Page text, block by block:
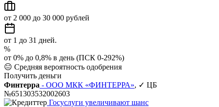
от 2 000 до 30 000 рублей
от 1 до 31 дней.
%
от 0% до 0,8% в день (ПСК 0-292%)
😐 Средняя вероятность одобрения
Получить деньги
Финтерра - ООО МКК «ФИНТЕРРА», ✓ ЦБ
№651303532002603
Госуслуги увеличивают шанс